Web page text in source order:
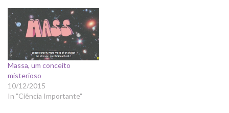
Hotel de Hilbert. No final,
falam sobre o Tamanho do
Universo.
Massa, um conceito
misterioso
10/12/2015
In "Ciência Importante"